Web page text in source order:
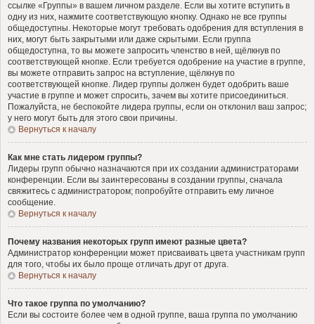
ссылке «Группы» в вашем личном разделе. Если вы хотите вступить в
одну из них, нажмите соответствующую кнопку. Однако не все группы
общедоступны. Некоторые могут требовать одобрения для вступления в
них, могут быть закрытыми или даже скрытыми. Если группа
общедоступна, то вы можете запросить членство в ней, щёлкнув по
соответствующей кнопке. Если требуется одобрение на участие в группе,
вы можете отправить запрос на вступление, щёлкнув по
соответствующей кнопке. Лидер группы должен будет одобрить ваше
участие в группе и может спросить, зачем вы хотите присоединиться.
Пожалуйста, не беспокойте лидера группы, если он отклонил ваш запрос;
у него могут быть для этого свои причины.
Вернуться к началу
Как мне стать лидером группы?
Лидеры групп обычно назначаются при их создании администраторами
конференции. Если вы заинтересованы в создании группы, сначала
свяжитесь с администратором; попробуйте отправить ему личное
сообщение.
Вернуться к началу
Почему названия некоторых групп имеют разные цвета?
Администратор конференции может присваивать цвета участникам групп
для того, чтобы их было проще отличать друг от друга.
Вернуться к началу
Что такое группа по умолчанию?
Если вы состоите более чем в одной группе, ваша группа по умолчанию